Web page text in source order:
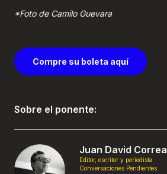
*Foto de Camilo Guevara
Compre su boleta aquí
Sobre el ponente:
Juan David Correa
Editor, escritor y periodista
Conversaciones Pendientes